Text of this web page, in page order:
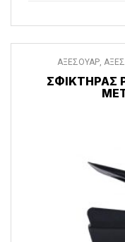
ΑΞΕΣΟΥΑΡ,
ΣΦΙΚΤΉΡΑΣ